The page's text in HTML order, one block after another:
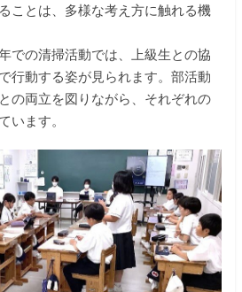
ことは、多様な考え方に触れる機
での清掃活動では、上級生との協
行動する姿が見られます。部活動
の両立を図りながら、それぞれの
います。